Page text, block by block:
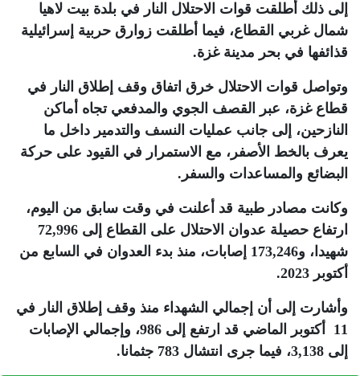
إلى ذلك أطلقت قوات الاحتلال النار في بلدة بيت لاهيا
شمال غربي القطاع، فيما أطلقت زوارق حربية إسرائيلية
قذائفها في بحر مدينة غزة.
وتواصل قوات الاحتلال خرق اتفاق وقف إطلاق النار في
قطاع غزة، عبر القصف الجوي والمدفعي تجاه أماكن
النازحين، إلى جانب عمليات النسف والتدمير داخل ما
يعرف بالخط الأصفر، مع الاستمرار في القيود على حركة
البضائع والمساعدات والسفر .
وكانت مصادر طبية قد أعلنت في وقت سابق من اليوم،
ارتفاع حصيلة عدوان الاحتلال على القطاع إلى 72,996
شهيدا، و173,246 إصابات، منذ بدء العدوان في السابع من
أكتوبر 2023
.
وأشارت إلى أن إجمالي الشهداء منذ وقف إطلاق النار في
11 أكتوبر الماضي قد ارتفع إلى 986، وإجمالي الإصابات
إلى 3,138، فيما جرى انتشال 783 جثمانا
.